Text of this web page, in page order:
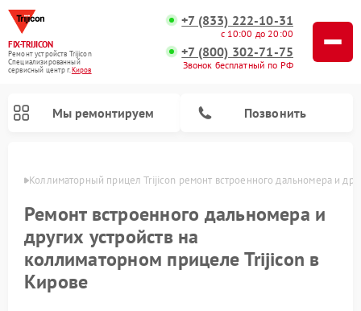
FIX-TRIJICON
Ремонт устройств Trijicon
Специализированный
cервисный центр г.Киров
+7 (833) 222-10-31
с 10:00 до 20:00
+7 (800) 302-71-75
Звонок бесплатный по РФ
Мы ремонтируем Позвонить
Коллиматорный прицел Trijicon ремонт встроенного дальномера и
Ремонт встроенного дальномера и
других устройств на
коллиматорном прицеле Trijicon в
Кирове